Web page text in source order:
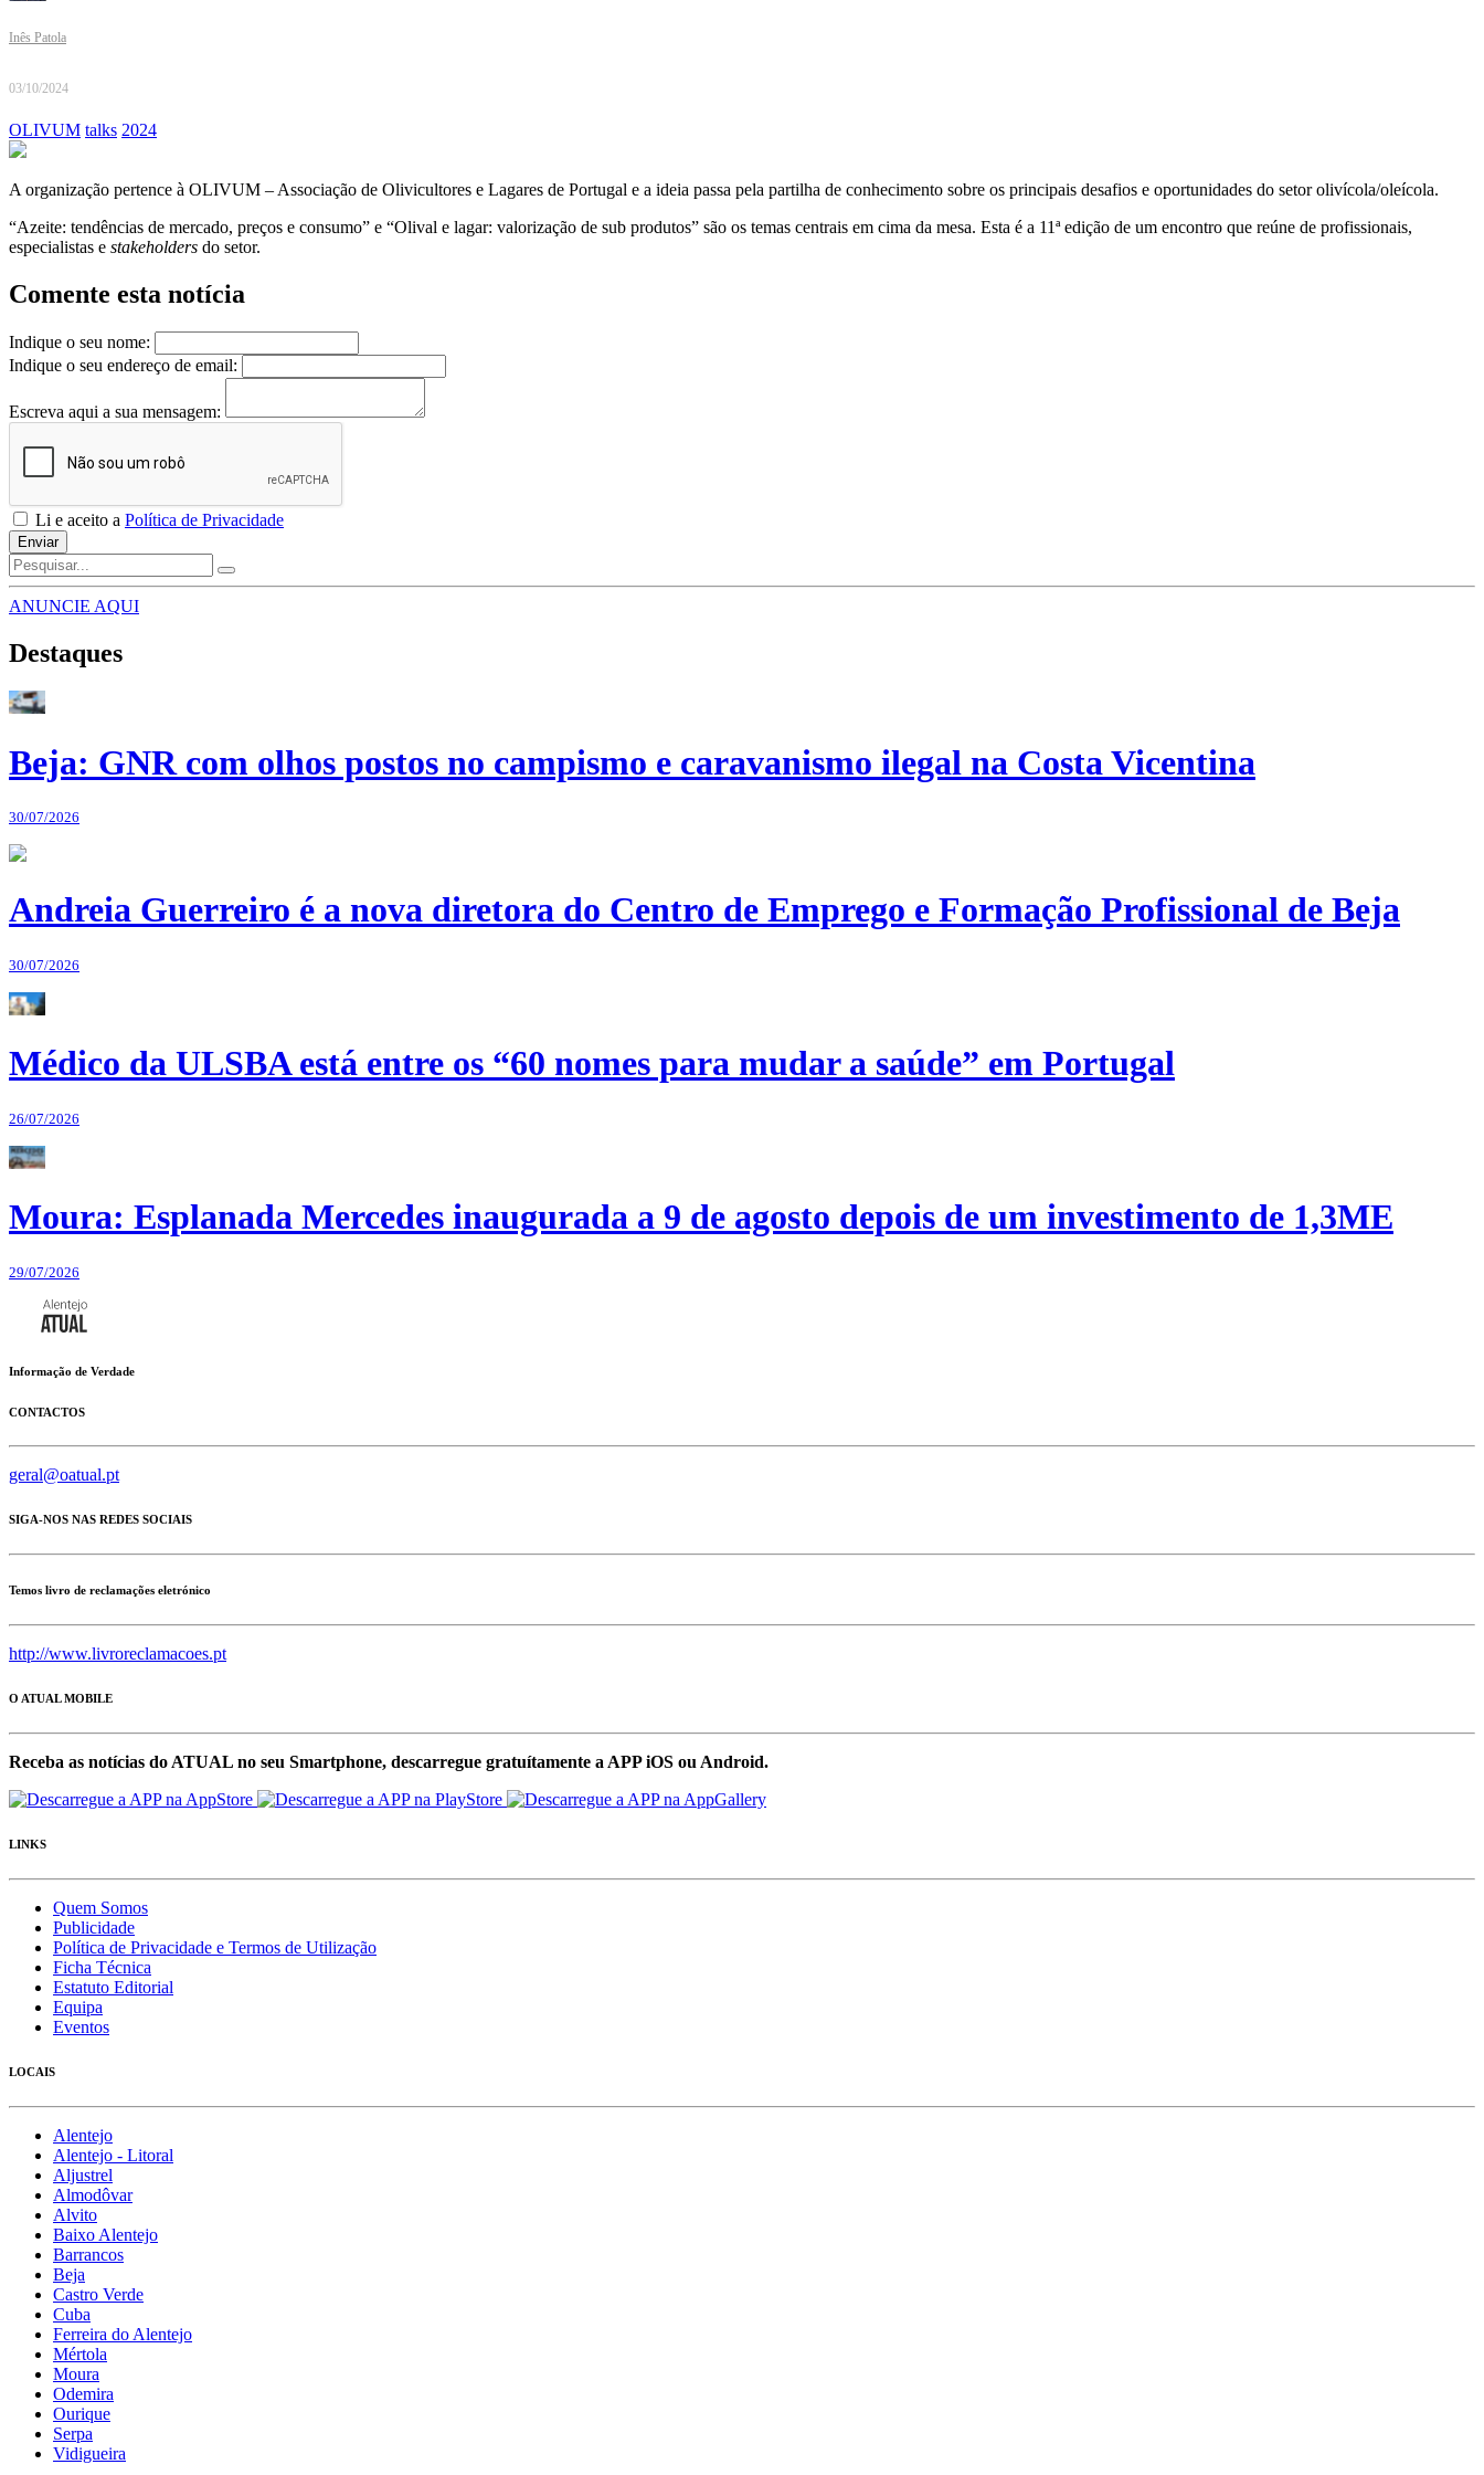
Inês Patola
03/10/2024
OLIVUM talks 2024
A organização pertence à OLIVUM – Associação de Olivicultores e Lagares de Portugal e a ideia passa pela partilha de conhecimento sobre os principais desafios e oportunidades do setor olivícola/oleícola.
“Azeite: tendências de mercado, preços e consumo” e “Olival e lagar: valorização de sub produtos” são os temas centrais em cima da mesa. Esta é a 11ª edição de um encontro que reúne de profissionais,
especialistas e stakeholders do setor.
Comente esta notícia
Indique o seu nome:
Indique o seu endereço de email:
Escreva aqui a sua mensagem:
Li e aceito a Política de Privacidade
Enviar
ANUNCIE AQUI
Destaques
Beja: GNR com olhos postos no campismo e caravanismo ilegal na Costa Vicentina
30/07/2026
Andreia Guerreiro é a nova diretora do Centro de Emprego e Formação Profissional de Beja
30/07/2026
Médico da ULSBA está entre os “60 nomes para mudar a saúde” em Portugal
26/07/2026
Moura: Esplanada Mercedes inaugurada a 9 de agosto depois de um investimento de 1,3ME
29/07/2026
Informação de Verdade
CONTACTOS
geral@oatual.pt
SIGA-NOS NAS REDES SOCIAIS
Temos livro de reclamações eletrónico
http://www.livroreclamacoes.pt
O ATUAL MOBILE
Receba as notícias do ATUAL no seu Smartphone, descarregue gratuítamente a APP iOS ou Android.
LINKS
Quem Somos
Publicidade
Política de Privacidade e Termos de Utilização
Ficha Técnica
Estatuto Editorial
Equipa
Eventos
LOCAIS
Alentejo
Alentejo - Litoral
Aljustrel
Almodôvar
Alvito
Baixo Alentejo
Barrancos
Beja
Castro Verde
Cuba
Ferreira do Alentejo
Mértola
Moura
Odemira
Ourique
Serpa
Vidigueira